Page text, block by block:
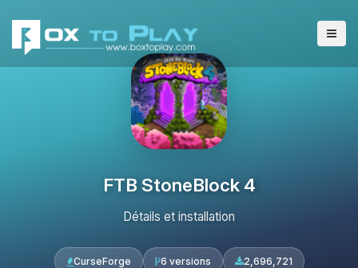
FTB StoneBlock 4
Détails et installation
CurseForge 6 versions 2,696,721